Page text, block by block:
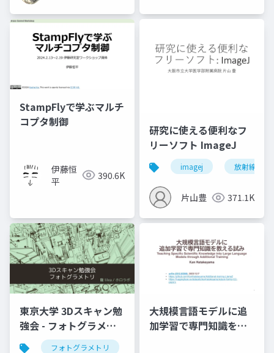
StampFlyで学ぶマルチ
コプタ制御
伊藤恒
平
390.6K
研究に使える便利なフ
リーソフト ImageJ
imagej 放射線技師
片山豊 371.1K
東京大学 3Dスキャン勉
強会 - フォトグラメト
リ」
フォトグラメトリ
大規模言語モデルに追
加学習で専門知識を教